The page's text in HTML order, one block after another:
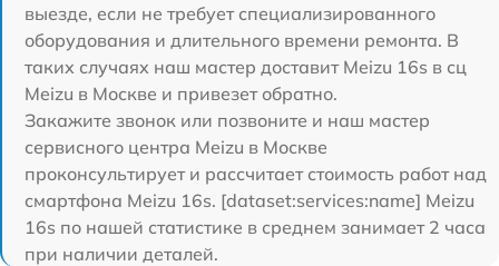
выезде, если не требует специализированного
оборудования и длительного времени ремонта. В
таких случаях наш мастер доставит Meizu 16s в сц
Meizu в Москве и привезет обратно.
Закажите звонок или позвоните и наш мастер
сервисного центра Meizu в Москве
проконсультирует и рассчитает стоимость работ над
смартфона Meizu 16s. [dataset:services:name] Meizu
16s по нашей статистике в среднем занимает 2 часа
при наличии деталей.